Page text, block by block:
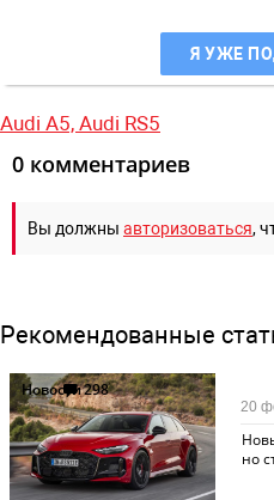
Я УЖЕ
Audi A5, Audi RS5
0 комментариев
Вы должны авторизоваться,
Рекомендованные
Новости298
но
20